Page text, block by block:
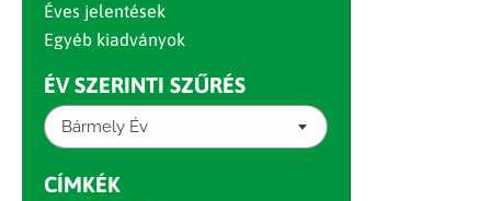
Éves jelentések
Egyéb kiadványok
ÉV SZERINTI SZŰRÉS
Bármely Év
CÍMKÉK